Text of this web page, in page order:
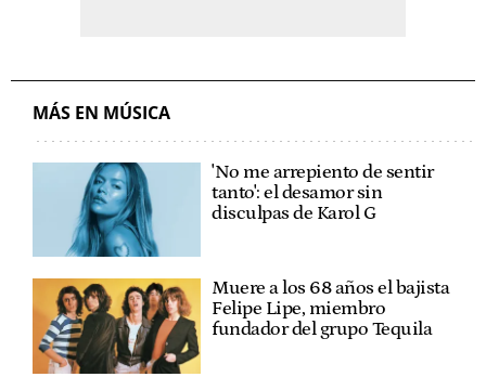
MÁS EN MÚSICA
'No me arrepiento de sentir
tanto': el desamor sin
disculpas de Karol G
Muere a los 68 años el bajista
Felipe Lipe, miembro
fundador del grupo Tequila